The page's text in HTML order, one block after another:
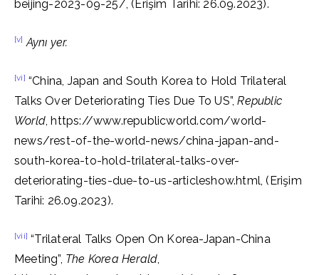
beijing-2023-09-25/, (Erişim Tarihi: 26.09.2023).
[v] Aynı yer.
[vi] “China, Japan and South Korea to Hold Trilateral
Talks Over Deteriorating Ties Due To US”,Republic
World, https://www.republicworld.com/world-
news/rest-of-the-world-news/china-japan-and-
south-korea-to-hold-trilateral-talks-over-
deteriorating-ties-due-to-us-articleshow.html, (Erişim
Tarihi: 26.09.2023).
[vii] “Trilateral Talks Open On Korea-Japan-China
Meeting”, The Korea Herald,